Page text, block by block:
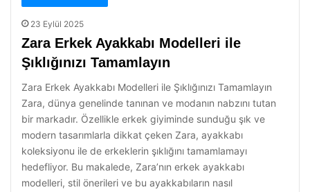
23 Eylül 2025
Zara Erkek Ayakkabı Modelleri ile
Şıklığınızı Tamamlayın
Zara Erkek Ayakkabı Modelleri ile Şıklığınızı Tamamlayın
Zara, dünya genelinde tanınan ve modanın nabzını tutan
bir markadır. Özellikle erkek giyiminde sunduğu şık ve
modern tasarımlarla dikkat çeken Zara, ayakkabı
koleksiyonu ile de erkeklerin şıklığını tamamlamayı
hedefliyor. Bu makalede, Zara’nın erkek ayakkabı
modelleri, stil önerileri ve bu ayakkabıların nasıl